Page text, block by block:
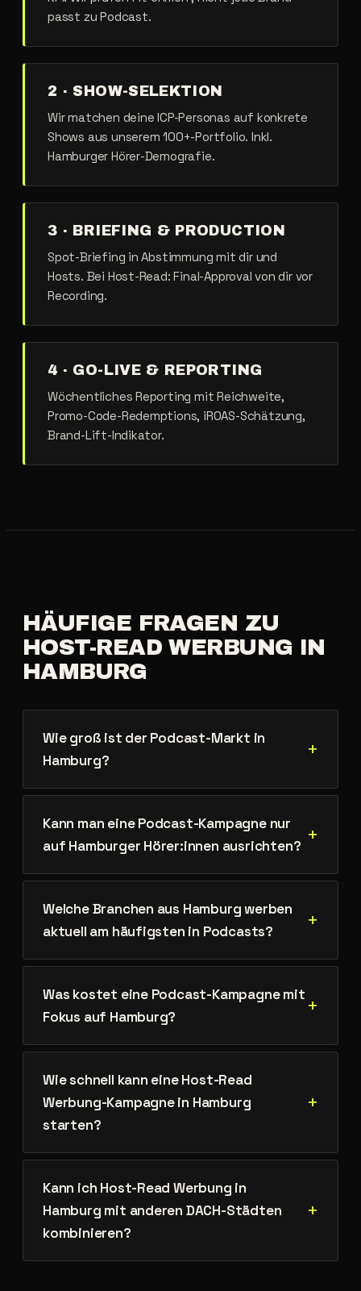
passt zu Podcast.
2 · SHOW-SELEKTION
Wir matchen deine ICP-Personas auf konkrete
Shows aus unserem 100+-Portfolio. Inkl.
Hamburger Hörer-Demografie.
3 · BRIEFING & PRODUCTION
Spot-Briefing in Abstimmung mit dir und
Hosts. Bei Host-Read: Final-Approval von dir vor
Recording.
4 · GO-LIVE & REPORTING
Wöchentliches Reporting mit Reichweite,
Promo-Code-Redemptions, iROAS-Schätzung,
Brand-Lift-Indikator.
HÄUFIGE FRAGEN ZU
HOST-READ WERBUNG IN
HAMBURG
Wie groß ist der Podcast-Markt in
Hamburg?
Kann man eine Podcast-Kampagne nur
auf Hamburger Hörer:innen ausrichten?
Welche Branchen aus Hamburg werben
aktuell am häufigsten in Podcasts?
Was kostet eine Podcast-Kampagne mit
Fokus auf Hamburg?
Wie schnell kann eine Host-Read
Werbung-Kampagne in Hamburg
starten?
Kann ich Host-Read Werbung in
Hamburg mit anderen DACH-Städten
kombinieren?